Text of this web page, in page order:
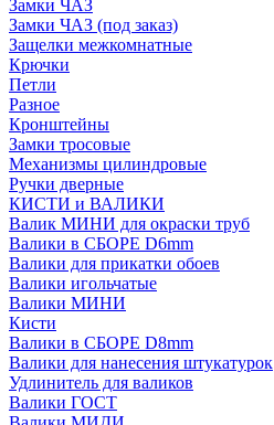
Замки ЧАЗ
Замки ЧАЗ (под заказ)
Защелки межкомнатные
Крючки
Петли
Разное
Кронштейны
Замки тросовые
Механизмы цилиндровые
Ручки дверные
КИСТИ и ВАЛИКИ
Валик МИНИ для окраски труб
Валики в СБОРЕ D6mm
Валики для прикатки обоев
Валики игольчатые
Валики МИНИ
Кисти
Валики в СБОРЕ D8mm
Валики для нанесения штукатурок
Удлинитель для валиков
Валики ГОСТ